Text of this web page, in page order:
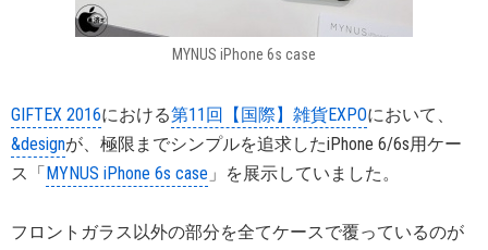
MYNUS iPhone 6s case
GIFTEX 2016における第11回【国際】雑貨EXPOにおいて、
&designが、極限までシンプルを追求したiPhone 6/6s用ケー
ス「MYNUS iPhone 6s case 」を展示していました。
フロントガラス以外の部分を全てケースで覆っているのが